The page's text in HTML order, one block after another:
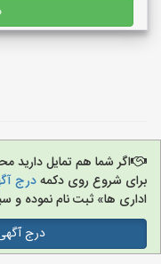
اگر شما هم تمایل دارید
برای شروع روی دکمهدرج
اداری ها» ثبت نام نموده و
درج